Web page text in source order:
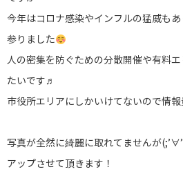
今年はコロナ感染やインフルの猛威も
参りました
人の密集を防ぐための分散開催や有料
たいです♬
市役所エリアにしかいけてないので情
写真が全然に綺麗に取れてませんが
アップさせて頂きます！